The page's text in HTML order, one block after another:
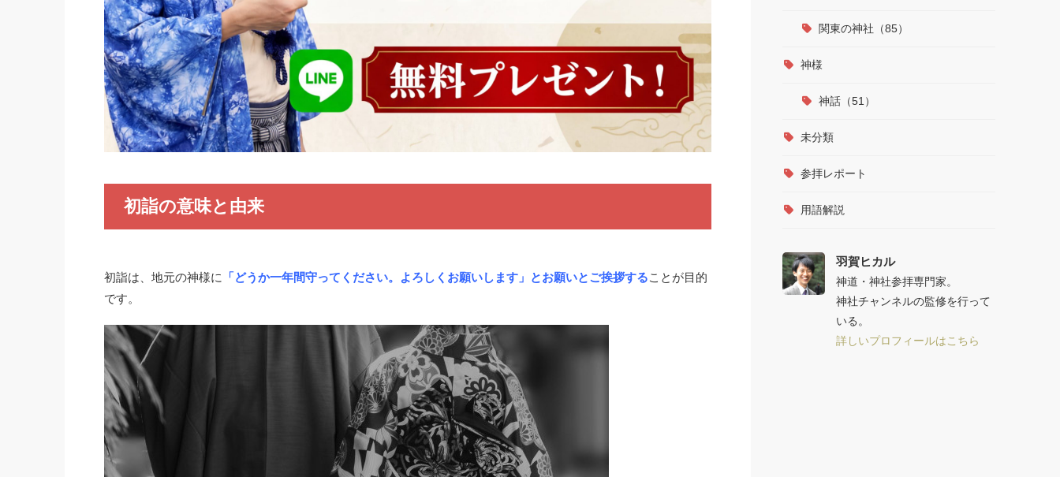
初詣の意味と由来
初詣は、地元の神様に 「どうか一年間守ってください。 よろしくお願いします」とお願いとご挨拶することが目的
です。
関東の神社（85）
神様
神話（51）
未分類
参拝レポート
用語解説
羽賀ヒカル
神道・神社参拝専門家。
神社チャンネルの監修を行って
いる。
詳しいプロフィールはこちら